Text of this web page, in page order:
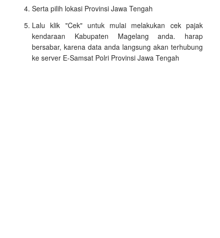
Serta pilih lokasi Provinsi Jawa Tengah
Lalu klik "Cek" untuk mulai melakukan cek pajak
kendaraan Kabupaten Magelang anda. harap
bersabar, karena data anda langsung akan terhubung
ke server E-Samsat Polri Provinsi Jawa Tengah